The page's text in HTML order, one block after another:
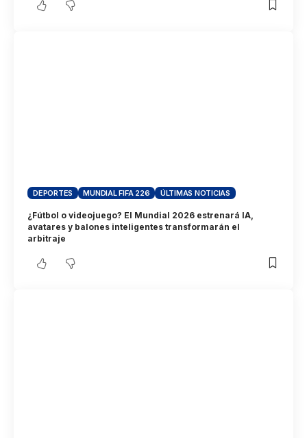
DEPORTES MUNDIAL FIFA 226 ÚLTIMAS NOTICIAS
¿Fútbol o videojuego? El Mundial 2026 estrenará IA,
avatares y balones inteligentes transformarán el
arbitraje